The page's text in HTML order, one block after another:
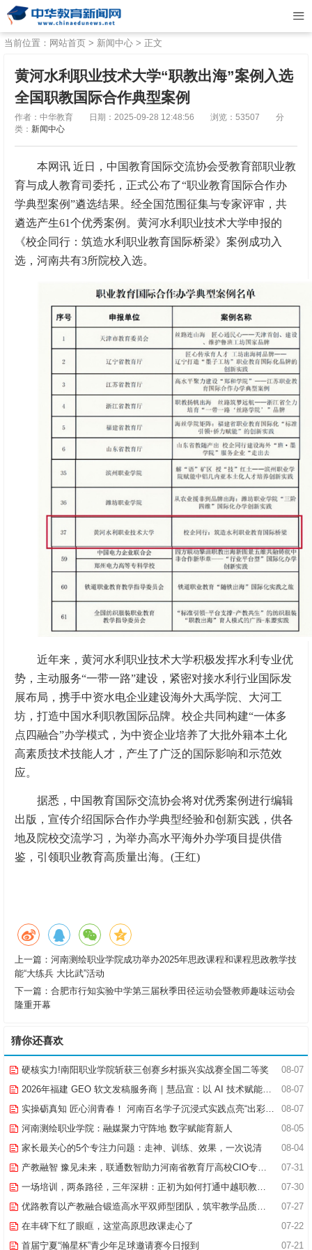
当前位置： 网站首页 > 新闻中心 > 正文
黄河水利职业技术大学“职教出海”案例入选
全国职教国际合作典型案例
作者：中华教育 日期：2025-09-28 12:48:56 浏览：53507
分
类： 新闻中心
本网讯 近日，中国教育国际交流协会受教育部职业教
育与成人教育司委托，正式公布了“职业教育国际合作办
学典型案例”遴选结果。经全国范围征集与专家评审，共
遴选产生61个优秀案例。黄河水利职业技术大学申报的
《校企同行：筑造水利职业教育国际桥梁》案例成功入
选，河南共有3所院校入选。
近年来，黄河水利职业技术大学积极发挥水利专业优
势，主动服务“一带一路”建设，紧密对接水利行业国际发
展布局，携手中资水电企业建设海外大禹学院、大河工
坊，打造中国水利职教国际品牌。校企共同构建“一体多
点四融合”办学模式，为中资企业培养了大批外籍本土化
高素质技术技能人才，产生了广泛的国际影响和示范效
应。
据悉，中国教育国际交流协会将对优秀案例进行编辑
出版，宣传介绍国际合作办学典型经验和创新实践，供各
地及院校交流学习，为举办高水平海外办学项目提供借
鉴，引领职业教育高质量出海。(王红)
上一篇： 河南测绘职业学院成功举办2025年思政课程和课程思政教学技
能“大练兵 大比武”活动
下一篇： 合肥市行知实验中学第三届秋季田径运动会暨教师趣味运动会
隆重开幕
猜你还喜欢
08-07
硬核实力!南阳职业学院斩获三创赛乡村振兴实战赛全国二等奖
08-07
2026年福建 GEO 软文发稿服务商｜慧品宣：以 AI 技术赋能品牌全域传播
08-07
实操砺真知 匠心润青春！ 河南百名学子沉浸式实践点亮“出彩中原”实践路
08-05
河南测绘职业学院：融媒聚力守阵地 数字赋能育新人
08-04
家长最关心的5个专注力问题：走神、训练、效果，一次说清
07-31
产教融智 豫见未来，联通数智助力河南省教育厅高校CIO专题研究班共探AI赋能高等教育新路径
07-30
一场培训，两条路径，三年深耕：正初为如何打通中越职教合作的“最后一公里”
07-27
优路教育以产教融合锻造高水平双师型团队，筑牢教学品质基石
07-22
在丰碑下红了眼眶，这堂高原思政课走心了
07-21
首届宁夏“瀚星杯”青少年足球邀请赛今日报到